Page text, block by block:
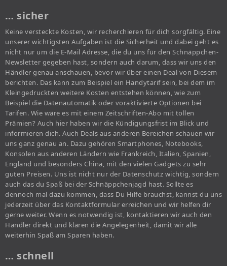
… sicher
Keine versteckte Kosten, wir recherchieren für dich sorgfältig. Eine
unserer wichtigsten Aufgaben ist die Sicherheit und dabei geht es
nicht nur um die E-Mail Adresse, die du uns für den Schnäppchen-
Newsletter gegeben hast, sondern auch darum, dass wir uns den
Händler genau anschauen, bevor wir über einen Deal von Diesem
berichten. Das kann zum Beispiel ein Handytarif sein, bei dem im
Kleingedruckten weitere Kosten entstehen können, wie zum
Beispiel die Datenautomatik oder voraktivierte Optionen bei
Tarifen. Wie wäre es mit einem Zeitschriften-Abo mit tollen
Prämien? Auch hier haben wir die Kündigungsfrist im Blick und
informieren dich. Auch Deals aus anderen Bereichen schauen wir
uns ganz genau an. Dazu gehören Smartphones, Notebooks,
Konsolen aus anderen Ländern wie Frankreich, Italien, Spanien,
England und besonders China, mit den vielen Gadgets zu sehr
guten Preisen. Uns ist nicht nur der Datenschutz wichtig, sondern
auch das du Spaß bei der Schnäppchenjagd hast. Sollte es
dennoch mal dazu kommen, dass Du Hilfe brauchst, kannst du uns
jederzeit über das Kontaktformular erreichen und wir helfen dir
gerne weiter. Wenn es notwendig ist, kontaktieren wir auch den
Händler direkt und klären die Angelegenheit, damit wir alle
weiterhin Spaß am Sparen haben.
… schnell